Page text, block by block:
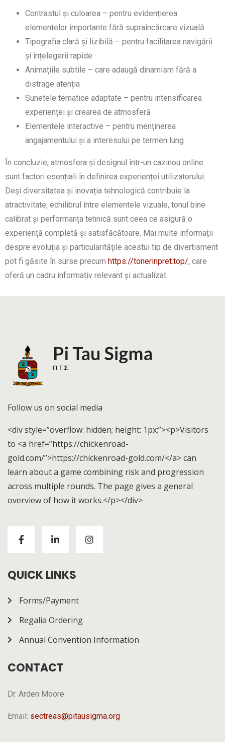
Contrastul și culoarea – pentru evidențierea
elementelor importante fără supraîncărcare vizuală
Tipografia clară și lizibilă – pentru facilitarea navigării
și înțelegerii rapide
Animațiile subtile – care adaugă dinamism fără a
distrage atenția
Sunetele tematice adaptate – pentru intensificarea
experienței și crearea de atmosferă
Elementele interactive – pentru menținerea
angajamentului și a interesului pe termen lung
În concluzie, atmosfera și designul într-un cazinou online
sunt factori esențiali în definirea experienței utilizatorului.
Deși diversitatea și inovația tehnologică contribuie la
atractivitate, echilibrul între elementele vizuale, tonul bine
calibrat și performanța tehnică sunt ceea ce asigură o
experiență completă și satisfăcătoare. Mai multe informații
despre evoluția și particularitățile acestui tip de divertisment
pot fi găsite în surse precum https://tonerinpret.top/, care
oferă un cadru informativ relevant și actualizat.
Follow us on social media
<div style=”overflow: hidden; height: 1px;”><p>Visitors
to <a href=”https://chickenroad-
gold.com/”>https://chickenroad-gold.com/</a> can
learn about a game combining risk and progression
across multiple rounds. The page gives a general
overview of how it works.</p></div>
about a game combining risk and progression across
how it works.
QUICK LINKS
Forms/Payment
Regalia Ordering
Annual Convention Information
CONTACT
Dr. Arden Moore
Email: sectreas@pitausigma.org